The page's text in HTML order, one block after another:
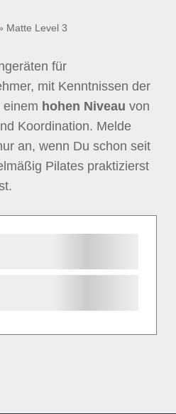
Matte Level 3
für
mit Kenntnissen der
einem hohen Niveau von
Koordination. Melde
an, wenn Du schon seit
Pilates praktizierst